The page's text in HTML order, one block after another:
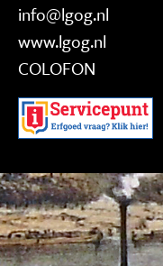
info@lgog.nl
www.lgog.nl
COLOFON